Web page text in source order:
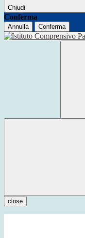
Chiudi
Conferma
Annulla Conferma
close